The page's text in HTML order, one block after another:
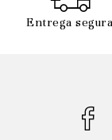
Entrega segura